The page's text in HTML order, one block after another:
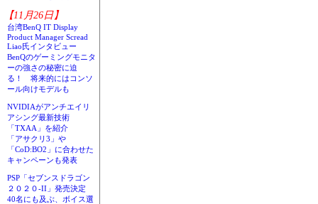
【11月26日】
台湾BenQ IT Display
Product Manager Scread
Liao氏インタビュー
BenQのゲーミングモニタ
ーの強さの秘密に迫
る！ 将来的にはコンソ
ール向けモデルも
NVIDIAがアンチエイリ
アシング最新技術
「TXAA」を紹介
「アサクリ3」や
「CoD:BO2」に合わせた
キャンペーンも発表
PSP「セブンスドラゴン
２０２０-II」発売決定
40名にも及ぶ、ボイス選